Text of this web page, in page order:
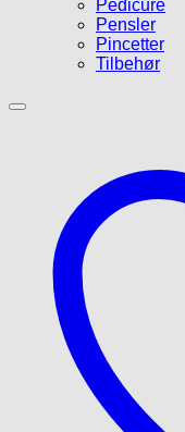
Pedicure
Pensler
Pincetter
Tilbehør